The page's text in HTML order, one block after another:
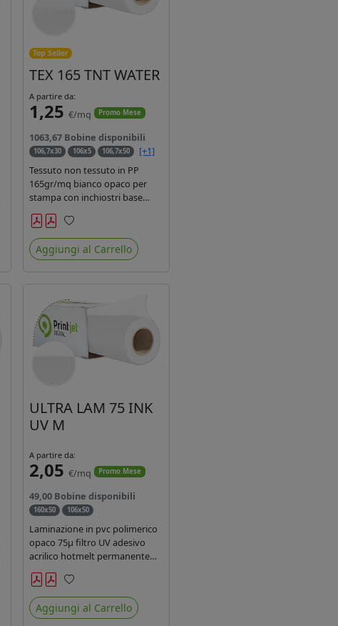
Top Seller
TEX 165 TNT WATER
A partire da:
1,25 €/mq Promo Mese
1063,67 Bobine disponibili
106,7x30 106x5 106,7x50
[+1]
Tessuto non tessuto in PP
165gr/mq bianco opaco per
stampa con inchiostri base
acqua, latex, uv, ecosolvente.
Finitura a rombi spundbond e
coating superficiale con totale
assenza di peluria. Occhiellabile,
Preferiti
Aggiungi al Carrello
ULTRA LAM 75 INK
UV M
A partire da:
2,05 €/mq Promo Mese
49,00 Bobine disponibili
160x50 106x50
Laminazione in pvc polimerico
opaco 75µ filtro UV adesivo
acrilico hotmelt permanente
specifico per stampe con
inchiostri UV durata 7 anni
indoor e 5 outdoor. Dotato di
certificato ignifugo Bs1d0.
Preferiti
Aggiungi al Carrello